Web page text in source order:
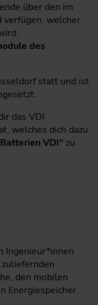
über den im
welcher
des
statt und ist
das VDI
welches dich dazu
VDI“ zu
Ingenieur*innen
den mobilen
Energiespeicher.